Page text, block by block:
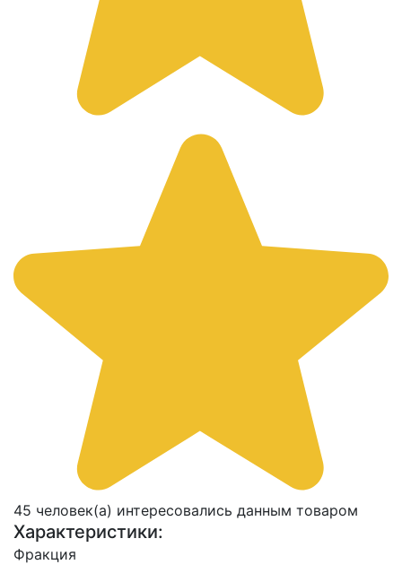
45 человек(а) интересовались данным товаром
Характеристики:
Фракция